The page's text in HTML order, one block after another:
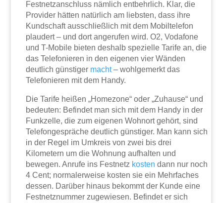
Festnetzanschluss nämlich entbehrlich. Klar, die
Provider hätten natürlich am liebsten, dass ihre
Kundschaft ausschließlich mit dem Mobiltelefon
plaudert – und dort angerufen wird. O2, Vodafone
und T-Mobile bieten deshalb spezielle Tarife an, die
das Telefonieren in den eigenen vier Wänden
deutlich günstiger macht– wohlgemerkt das
Telefonieren mit dem Handy.
Die Tarife heißen „Homezone“ oder „Zuhause“ und
bedeuten: Befindet man sich mit dem Handy in der
Funkzelle, die zum eigenen Wohnort gehört, sind
Telefongespräche deutlich günstiger. Man kann sich
in der Regel im Umkreis von zwei bis drei
Kilometern um die Wohnung aufhalten und
bewegen. Anrufe ins Festnetz kosten dann nur noch
4 Cent; normalerweise kosten sie ein Mehrfaches
dessen. Darüber hinaus bekommt der Kunde eine
Festnetznummer zugewiesen. Befindet er sich